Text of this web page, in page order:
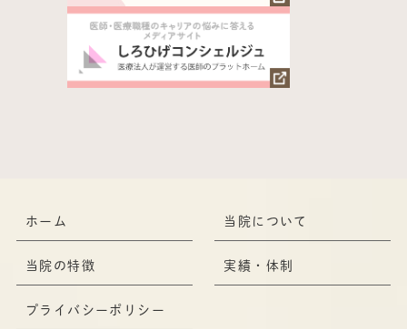
ホーム 当院について
当院の特徴 実績・体制
プライバシーポリシー